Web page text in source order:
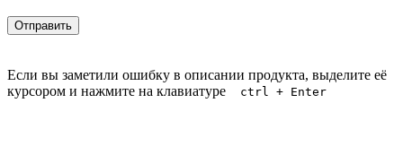
Если вы заметили ошибку в описании продукта, выделите её
курсором и нажмите на клавиатуре
ctrl + Enter